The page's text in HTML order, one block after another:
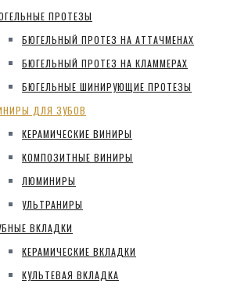
ПРОТЕЗЫ
БЮГЕЛЬНЫЙ ПРОТЕЗ НА АТТАЧМЕНАХ
БЮГЕЛЬНЫЙ ПРОТЕЗ НА КЛАММЕРАХ
БЮГЕЛЬНЫЕ ШИНИРУЮЩИЕ ПРОТЕЗЫ
ДЛЯ ЗУБОВ
КЕРАМИЧЕСКИЕ ВИНИРЫ
КОМПОЗИТНЫЕ ВИНИРЫ
ЛЮМИНИРЫ
УЛЬТРАНИРЫ
ВКЛАДКИ
КЕРАМИЧЕСКИЕ ВКЛАДКИ
КУЛЬТЕВАЯ ВКЛАДКА